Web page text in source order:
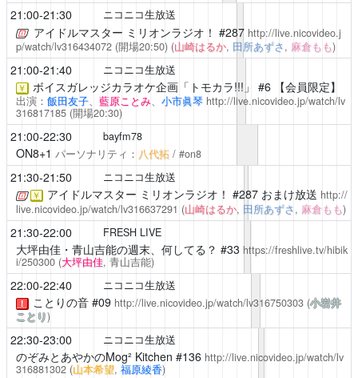
21:00-21:30 ニコニコ生放送
アイドルマスター ミリオンラジオ！ #287 http://live.nicovideo.j
p/watch/lv316434072(開場20:50) (山崎はるか, 田所あずさ, 麻倉もも)
21:00-21:40 ニコニコ生放送
￥ ボイスガレッジカラオケ企画「トモカラ!!!」 #6 【会員限定】
出演： 飯田友子、 藍原ことみ、 小市眞琴 http://live.nicovideo.jp/watch/lv
316817185(開場20:30)
21:00-22:30 bayfm78
ON8+1 パーソナリティ： 八代拓/ #on8
21:30-21:50 ニコニコ生放送
￥ アイドルマスター ミリオンラジオ！ #287 おまけ放送 http://
live.nicovideo.jp/watch/lv316637291 (山崎はるか, 田所あずさ, 麻倉もも)
21:30-22:00 FRESH LIVE
大坪由佳・青山吉能の週末、何してる？ #33 https://freshlive.tv/hibik
i/250300 (大坪由佳, 青山吉能)
22:00-22:40 ニコニコ生放送
！ ことりの音#09 http://live.nicovideo.jp/watch/lv316750303 (小岩井
ことり)
22:30-23:00 ニコニコ生放送
のぞみとあやかのMog² Kitchen #136 http://live.nicovideo.jp/watch/lv
316881302 (山本希望, 福原綾香)